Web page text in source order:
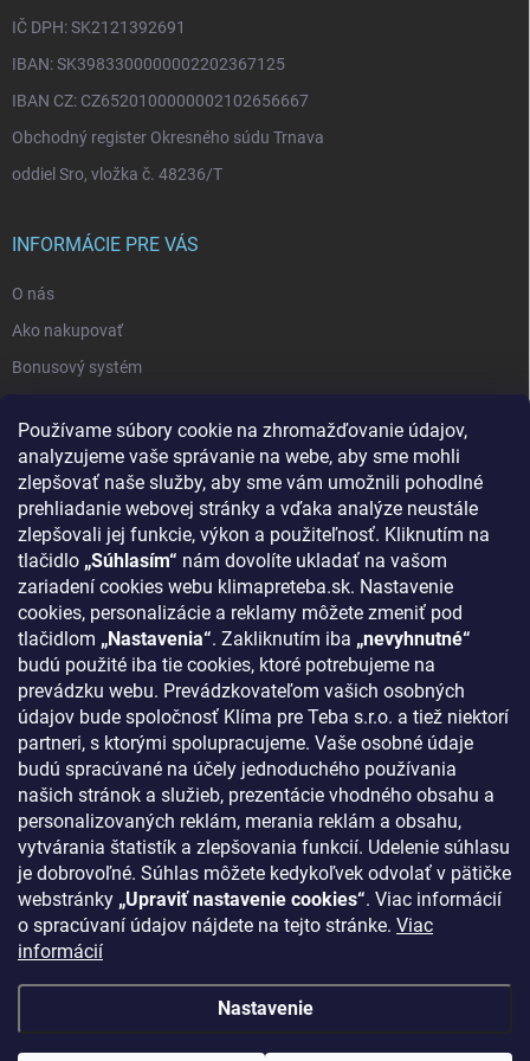
Používame súbory cookie na zhromažďovanie údajov,
analyzujeme vaše správanie na webe, aby sme mohli
zlepšovať naše služby, aby sme vám umožnili pohodlné
prehliadanie webovej stránky a vďaka analýze neustále
zlepšovali jej funkcie, výkon a použiteľnosť. Kliknutím na
tlačidlo „Súhlasím“ nám dovolíte ukladať na vašom
zariadení cookies webu klimapreteba.sk. Nastavenie
cookies, personalizácie a reklamy môžete zmeniť pod
tlačidlom „Nastavenia“. Zakliknutím iba „nevyhnutné“
budú použité iba tie cookies, ktoré potrebujeme na
prevádzku webu. Prevádzkovateľom vašich osobných
údajov bude spoločnosť Klíma pre Teba s.r.o. a tiež niektorí
partneri, s ktorými spolupracujeme. Vaše osobné údaje
budú spracúvané na účely jednoduchého používania
našich stránok a služieb, prezentácie vhodného obsahu a
personalizovaných reklám, merania reklám a obsahu,
vytvárania štatistík a zlepšovania funkcií. Udelenie súhlasu
je dobrovoľné. Súhlas môžete kedykoľvek odvolať v pätičke
webstránky „Upraviť nastavenie cookies“. Viac informácií
o spracúvaní údajov nájdete na tejto stránke. Viac
informácií
Nastavenie
IČ DPH: SK2121392691
IBAN: SK3983300000002202367125
IBAN CZ: CZ6520100000002102656667
Obchodný register Okresného súdu Trnava
oddiel Sro, vložka č. 48236/T
INFORMÁCIE PRE VÁS
O nás
Ako nakupovať
Bonusový systém
Blog - najnovšie články
Obchodné podmienky
Podmienky ochrany osobných údajov
Odstúpenie od zmluvy
Kontakty
KONTAKT
klima@klimapreteba.sk
0907 044 080
https://www.facebook.com/klimapreteba.sk
klimapreteba
https://www.youtube.com/@klimapreteba
nastavenie cookies